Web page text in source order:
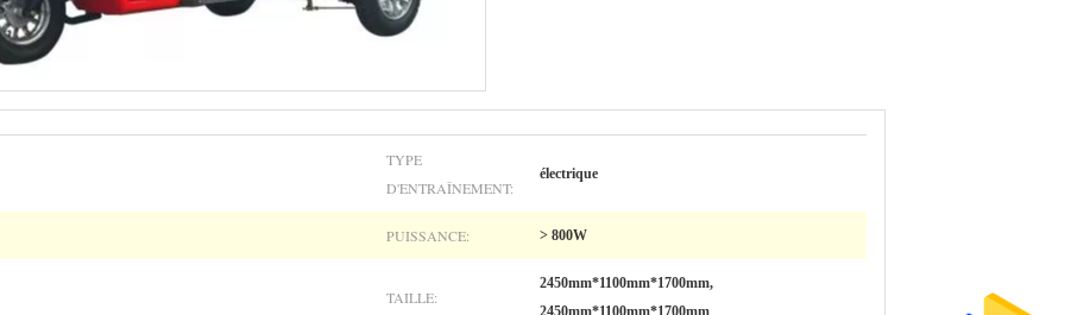
TYPE
D'ENTRAÎNEMENT:
électrique
PUISSANCE: > 800W
TAILLE:
2450mm*1100mm*1700mm,
2450mm*1100mm*1700mm